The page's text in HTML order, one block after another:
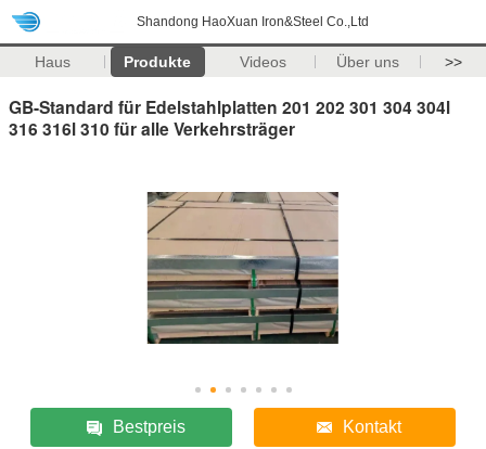
Shandong HaoXuan Iron&Steel Co.,Ltd
Haus Produkte Videos Über uns >>
GB-Standard für Edelstahlplatten 201 202 301 304 304l
316 316l 310 für alle Verkehrsträger
Bestpreis Kontakt